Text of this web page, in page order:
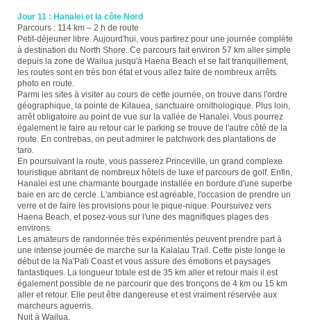
Jour 11 : Hanalei et la côte Nord
Parcours : 114 km – 2 h de route
Petit-déjeuner libre. Aujourd'hui, vous partirez pour une journée complète
à destination du North Shore. Ce parcours fait environ 57 km aller simple
depuis la zone de Wailua jusqu'à Haena Beach et se fait tranquillement,
les routes sont en très bon état et vous allez faire de nombreux arrêts
photo en route.
Parmi les sites à visiter au cours de cette journée, on trouve dans l'ordre
géographique, la pointe de Kilauea, sanctuaire ornithologique. Plus loin,
arrêt obligatoire au point de vue sur la vallée de Hanalei. Vous pourrez
également le faire au retour car le parking se trouve de l'autre côté de la
route. En contrebas, on peut admirer le patchwork des plantations de
taro.
En poursuivant la route, vous passerez Princeville, un grand complexe
touristique abritant de nombreux hôtels de luxe et parcours de golf. Enfin,
Hanalei est une charmante bourgade installée en bordure d'une superbe
baie en arc de cercle. L'ambiance est agréable, l'occasion de prendre un
verre et de faire les provisions pour le pique-nique. Poursuivez vers
Haena Beach, et posez-vous sur l'une des magnifiques plages des
environs.
Les amateurs de randonnée très expérimentés peuvent prendre part à
une intense journée de marche sur la Kalalau Trail. Cette piste longe le
début de la Na'Pali Coast et vous assure des émotions et paysages
fantastiques. La longueur totale est de 35 km aller et retour mais il est
également possible de ne parcourir que des tronçons de 4 km ou 15 km
aller et retour. Elle peut être dangereuse et est vraiment réservée aux
marcheurs aguerris.
Nuit à Wailua.